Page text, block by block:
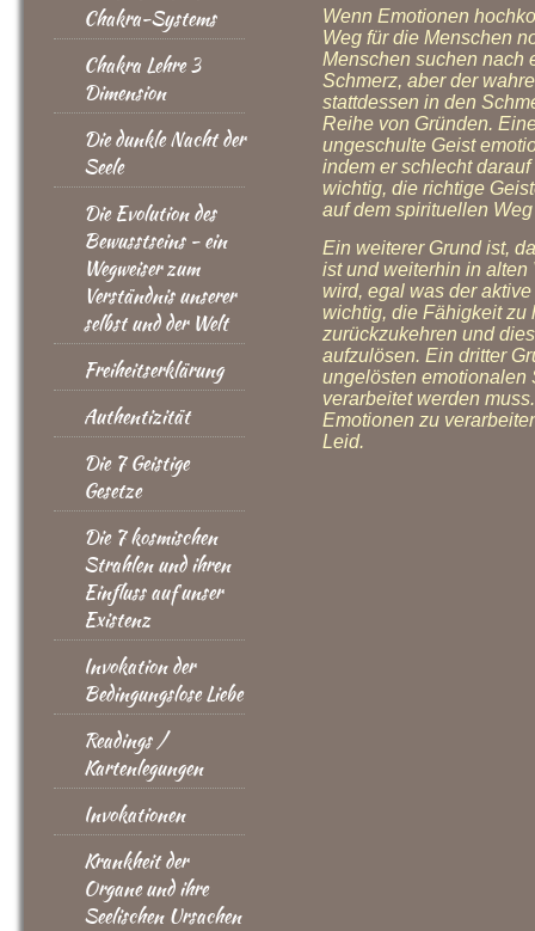
Chakra-Systems
Chakra Lehre 3
Dimension
Die dunkle Nacht der
Seele
Die Evolution des
Bewusstseins - ein
Wegweiser zum
Verständnis unserer
selbst und der Welt
Freiheitserklärung
Authentizität
Die 7 Geistige
Gesetze
Die 7 kosmischen
Strahlen und ihren
Einfluss auf unser
Existenz
Invokation der
Bedingungslose Liebe
Readings /
Kartenlegungen
Invokationen
Krankheit der
Organe und ihre
Seelischen Ursachen
Wenn Emotionen
Weg für die Menschen
Menschen suchen nach
Schmerz, aber der
stattdessen in den
Reihe von Gründen.
ungeschulte Geist
indem er schlecht
wichtig, die richtige
auf dem spirituellen
Ein weiterer Grund ist,
ist und weiterhin in alten
wird, egal was der
wichtig, die Fähigkeit zu
zurückzukehren und
aufzulösen. Ein dritter
ungelösten emotionalen
verarbeitet werden
Emotionen zu
Leid.